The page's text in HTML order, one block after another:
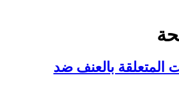
المتعلقة بالعنف ضد